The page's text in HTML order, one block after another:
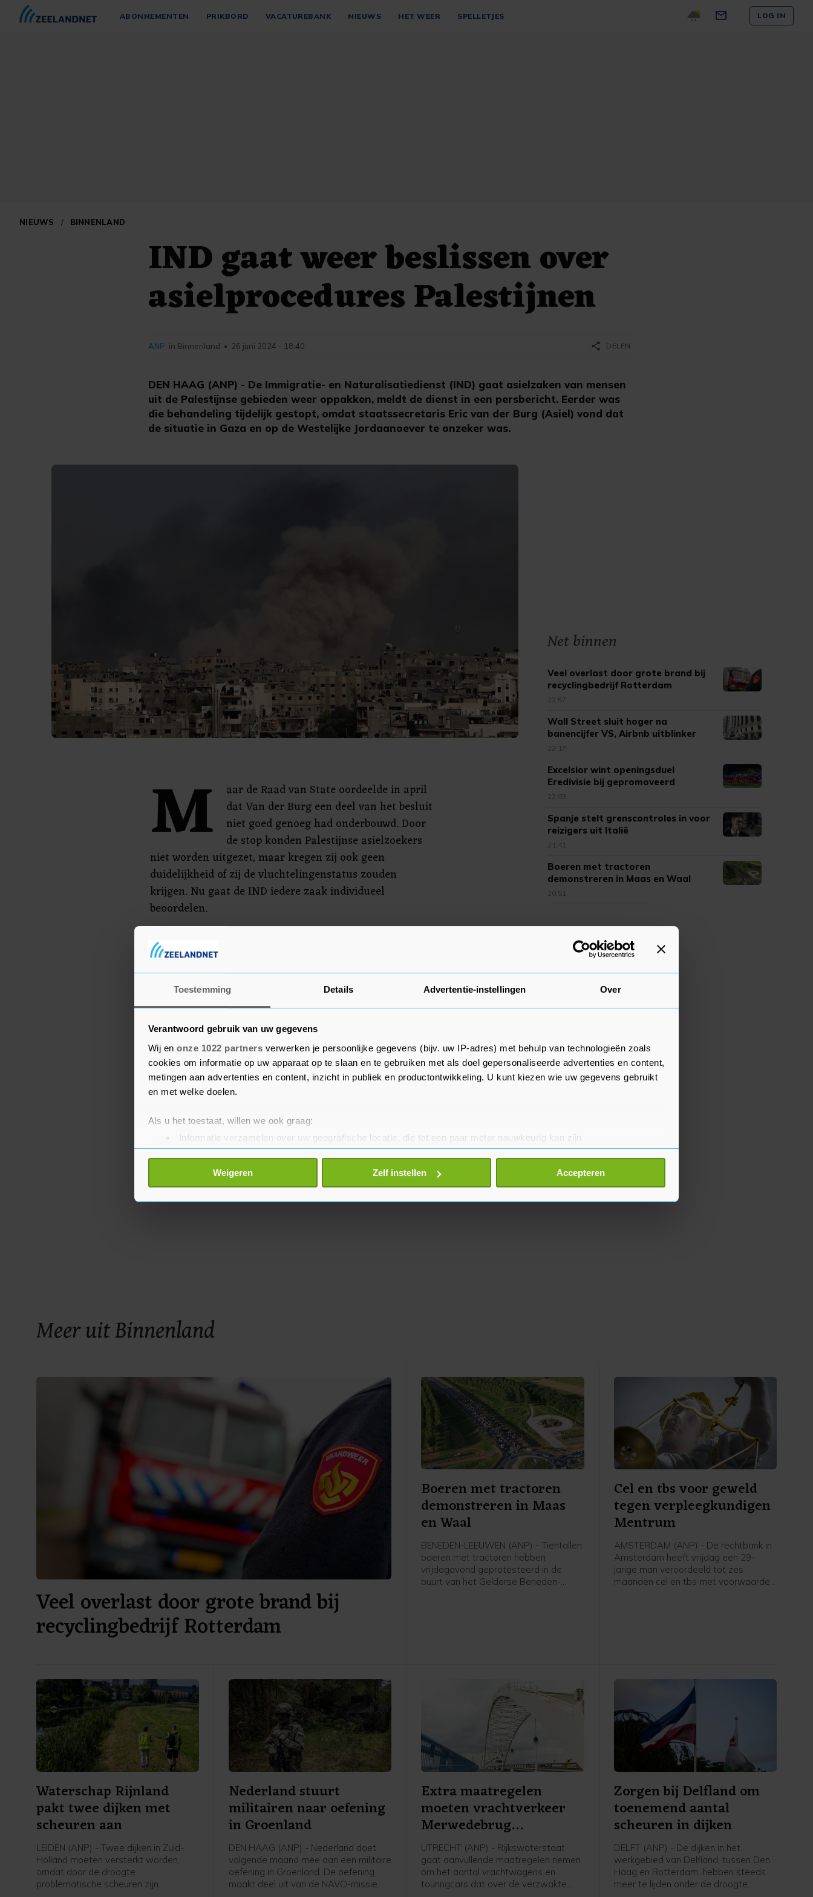
Toestemming Details Advertentie-instellingen Over
Verantwoord gebruik van uw gegevens
Wij en onze 1022 partners verwerken je persoonlijke gegevens (bijv. uw IP-adres) met behulp van technologieën zoals
cookies om informatie op uw apparaat op te slaan en te gebruiken met als doel gepersonaliseerde advertenties en content,
metingen aan advertenties en content, inzicht in publiek en productontwikkeling. U kunt kiezen wie uw gegevens gebruikt
en met welke doelen.
Als u het toestaat, willen we ook graag:
Informatie verzamelen over uw geografische locatie, die tot een paar meter nauwkeurig kan zijn
Uw apparaat identificeren door het actief te scannen op specifieke eigenschappen (fingerprinting)
Lees meer over hoe uw persoonlijke gegevens worden verwerkt en stel uw voorkeuren in het
detailgedeelte
toestemming op elk moment wijzigen of intrekken in de Cookieverklaring.
Weigeren Zelf instellen Accepteren
ABONNEMENTEN PRIKBORD VACATUREBANK NIEUWS HET WEER SPELLETJES LOG IN
NIEUWS / BINNENLAND
IND gaat weer beslissen over
asielprocedures Palestijnen
DEN HAAG (ANP) - De Immigratie- en Naturalisatiedienst (IND) gaat asielzaken van mensen
uit de Palestijnse gebieden weer oppakken, meldt de dienst in een persbericht. Eerder was
die behandeling tijdelijk gestopt, omdat staatssecretaris Eric van der Burg (Asiel) vond dat
de situatie in Gaza en op de Westelijke Jordaanoever te onzeker was.
ANP in Binnenland • 26 juni 2024 - 18:40 share DELEN
M
aar de Raad van State oordeelde in april
dat Van der Burg een deel van het besluit
niet goed genoeg had onderbouwd. Door
de stop konden Palestijnse asielzoekers
niet worden uitgezet, maar kregen zij ook geen
duidelijkheid of zij de vluchtelingenstatus zouden
krijgen. Nu gaat de IND iedere zaak individueel
beoordelen.
Van uitzet naar Gaza zal alsnog geen sprake zijn gezien
de zeer onveilige situatie daar, aldus de IND.
Vluchtelingenorganisatie voor Palestijnen UNRWA kan
daar vanwege de oorlog met Israël geen bescherming
bieden. Mogelijk kan dit op de Westelijke Jordaanoever
nog wel. De IND zal dus per geval kijken wat mogelijk is.
Meer uit Binnenland
Veel overlast door grote brand bij
recyclingbedrijf Rotterdam
Boeren met tractoren
demonstreren in Maas
en Waal
BENEDEN-LEEUWEN (ANP) - Tientallen
boeren met tractoren hebben
vrijdagavond geprotesteerd in de
buurt van het Gelderse Beneden-
Cel en tbs voor geweld
tegen verpleegkundigen
Mentrum
AMSTERDAM (ANP) - De rechtbank in
Amsterdam heeft vrijdag een 29-
jarige man veroordeeld tot zes
maanden cel en tbs met voorwaarden
Waterschap Rijnland
pakt twee dijken met
scheuren aan
LEIDEN (ANP) - Twee dijken in Zuid-
Holland moeten versterkt worden,
omdat door de droogte
problematische scheuren zijn
Nederland stuurt
militairen naar oefening
in Groenland
DEN HAAG (ANP) - Nederland doet
volgende maand mee aan een militaire
oefening in Groenland. De oefening
maakt deel uit van de NAVO-missie
Extra maatregelen
moeten vrachtverkeer
Merwedebrug
terugdringen
UTRECHT (ANP) - Rijkswaterstaat
gaat aanvullende maatregelen nemen
om het aantal vrachtwagens en
touringcars dat over de verzwakte
Zorgen bij Delfland om
toenemend aantal
scheuren in dijken
DELFT (ANP) - De dijken in het
werkgebied van Delfland, tussen Den
Haag en Rotterdam, hebben steeds
meer te lijden onder de droogte.
Net binnen
Veel overlast door grote brand bij
recyclingbedrijf Rotterdam
22:57
Wall Street sluit hoger na
banencijfer VS, Airbnb uitblinker
22:17
Excelsior wint openingsduel
Eredivisie bij gepromoveerd
Cambuur
22:03
Spanje stelt grenscontroles in voor
reizigers uit Italië
21:41
Boeren met tractoren
demonstreren in Maas en Waal
20:51